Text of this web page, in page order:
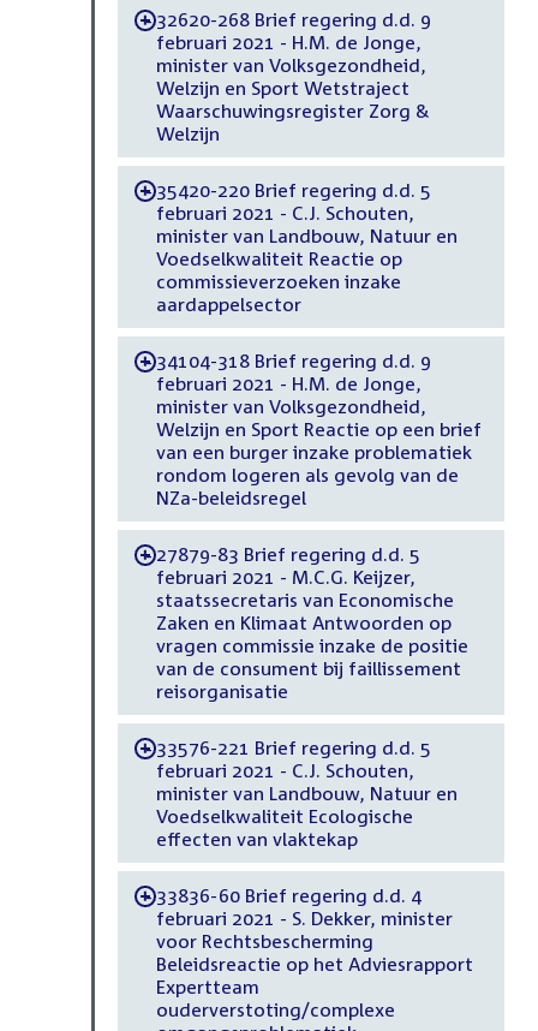
-32620-268 Brief regering d.d. 9
februari 2021 - H.M. de Jonge,
minister van Volksgezondheid,
Welzijn en Sport Wetstraject
Waarschuwingsregister Zorg &
Welzijn
-35420-220 Brief regering d.d. 5
februari 2021 - C.J. Schouten,
minister van Landbouw, Natuur en
Voedselkwaliteit Reactie op
commissieverzoeken inzake
aardappelsector
-34104-318 Brief regering d.d. 9
februari 2021 - H.M. de Jonge,
minister van Volksgezondheid,
Welzijn en Sport Reactie op een brief
van een burger inzake problematiek
rondom logeren als gevolg van de
NZa-beleidsregel
-27879-83 Brief regering d.d. 5
februari 2021 - M.C.G. Keijzer,
staatssecretaris van Economische
Zaken en Klimaat Antwoorden op
vragen commissie inzake de positie
van de consument bij faillissement
reisorganisatie
-33576-221 Brief regering d.d. 5
februari 2021 - C.J. Schouten,
minister van Landbouw, Natuur en
Voedselkwaliteit Ecologische
effecten van vlaktekap
-33836-60 Brief regering d.d. 4
februari 2021 - S. Dekker, minister
voor Rechtsbescherming
Beleidsreactie op het Adviesrapport
Expertteam
ouderverstoting/complexe